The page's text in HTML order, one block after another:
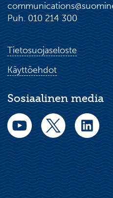
Puh. 010 214 300
Tietosuojaseloste
Käyttöehdot
Sosiaalinen media